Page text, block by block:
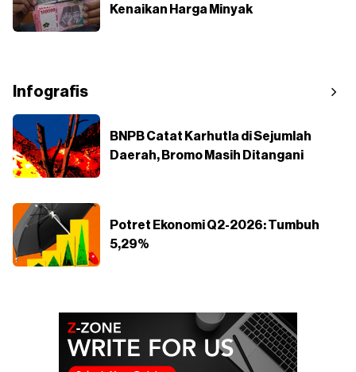
Kenaikan Harga Minyak
Infografis
BNPB Catat Karhutla di Sejumlah
Daerah, Bromo Masih Ditangani
Potret Ekonomi Q2-2026: Tumbuh
5,29%